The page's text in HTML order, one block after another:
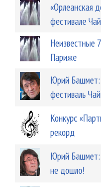
«Орлеанская
фестивале
Неизвестные
Париже
Юрий Башмет:
фестиваль
Конкурс
рекорд
Юрий Башмет:
не дошло!